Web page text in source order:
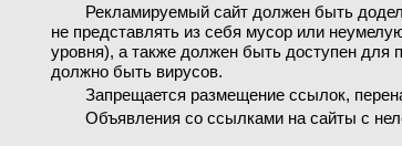
Рекламируемый сайт должен быть
не представлять из себя мусор или
уровня), а также должен быть доступен
должно быть вирусов.
Запрещается размещение ссылок,
Объявления со ссылками на сайты с